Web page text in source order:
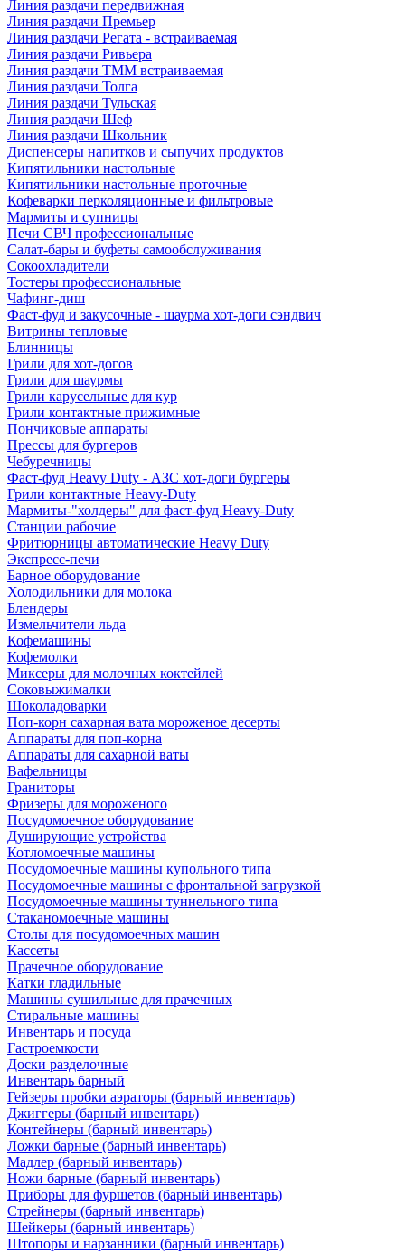
Линия раздачи передвижная
Линия раздачи Премьер
Линия раздачи Регата - встраиваемая
Линия раздачи Ривьера
Линия раздачи ТММ встраиваемая
Линия раздачи Толга
Линия раздачи Тульская
Линия раздачи Шеф
Линия раздачи Школьник
Диспенсеры напитков и сыпучих продуктов
Кипятильники настольные
Кипятильники настольные проточные
Кофеварки перколяционные и фильтровые
Мармиты и супницы
Печи СВЧ профессиональные
Салат-бары и буфеты самообслуживания
Сокоохладители
Тостеры профессиональные
Чафинг-диш
Фаст-фуд и закусочные - шаурма хот-доги сэндвич
Витрины тепловые
Блинницы
Грили для хот-догов
Грили для шаурмы
Грили карусельные для кур
Грили контактные прижимные
Пончиковые аппараты
Прессы для бургеров
Чебуречницы
Фаст-фуд Heavy Duty - АЗС хот-доги бургеры
Грили контактные Heavy-Duty
Мармиты-"холдеры" для фаст-фуд Heavy-Duty
Станции рабочие
Фритюрницы автоматические Heavy Duty
Экспресс-печи
Барное оборудование
Холодильники для молока
Блендеры
Измельчители льда
Кофемашины
Кофемолки
Миксеры для молочных коктейлей
Соковыжималки
Шоколадоварки
Поп-корн сахарная вата мороженое десерты
Аппараты для поп-корна
Аппараты для сахарной ваты
Вафельницы
Граниторы
Фризеры для мороженого
Посудомоечное оборудование
Душирующие устройства
Котломоечные машины
Посудомоечные машины купольного типа
Посудомоечные машины с фронтальной загрузкой
Посудомоечные машины туннельного типа
Стаканомоечные машины
Столы для посудомоечных машин
Кассеты
Прачечное оборудование
Катки гладильные
Машины сушильные для прачечных
Стиральные машины
Инвентарь и посуда
Гастроемкости
Доски разделочные
Инвентарь барный
Гейзеры пробки аэраторы (барный инвентарь)
Джиггеры (барный инвентарь)
Контейнеры (барный инвентарь)
Ложки барные (барный инвентарь)
Мадлер (барный инвентарь)
Ножи барные (барный инвентарь)
Приборы для фуршетов (барный инвентарь)
Стрейнеры (барный инвентарь)
Шейкеры (барный инвентарь)
Штопоры и нарзанники (барный инвентарь)